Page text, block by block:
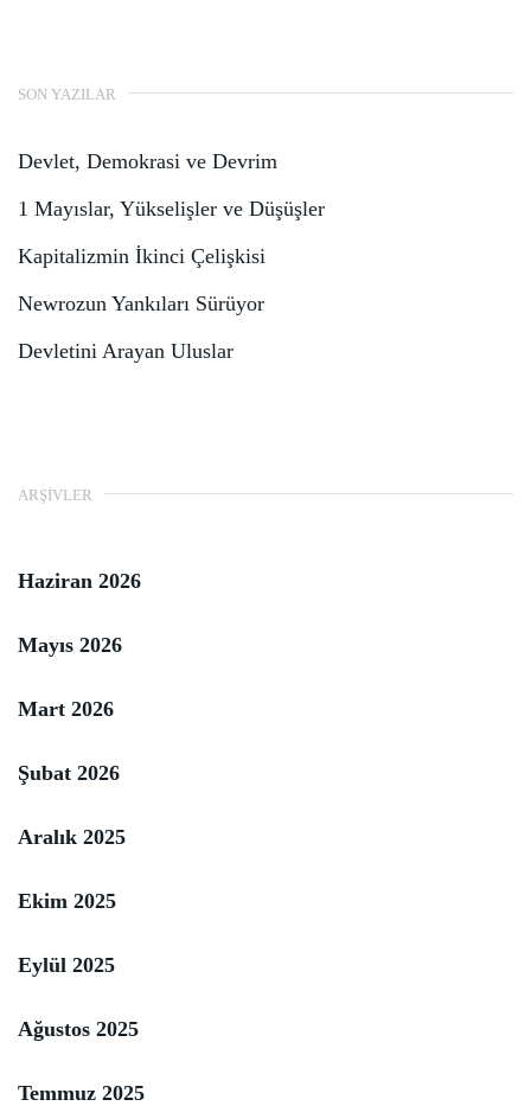
SON YAZILAR
Devlet, Demokrasi ve Devrim
1 Mayıslar, Yükselişler ve Düşüşler
Kapitalizmin İkinci Çelişkisi
Newrozun Yankıları Sürüyor
Devletini Arayan Uluslar
ARŞIVLER
Haziran 2026
Mayıs 2026
Mart 2026
Şubat 2026
Aralık 2025
Ekim 2025
Eylül 2025
Ağustos 2025
Temmuz 2025